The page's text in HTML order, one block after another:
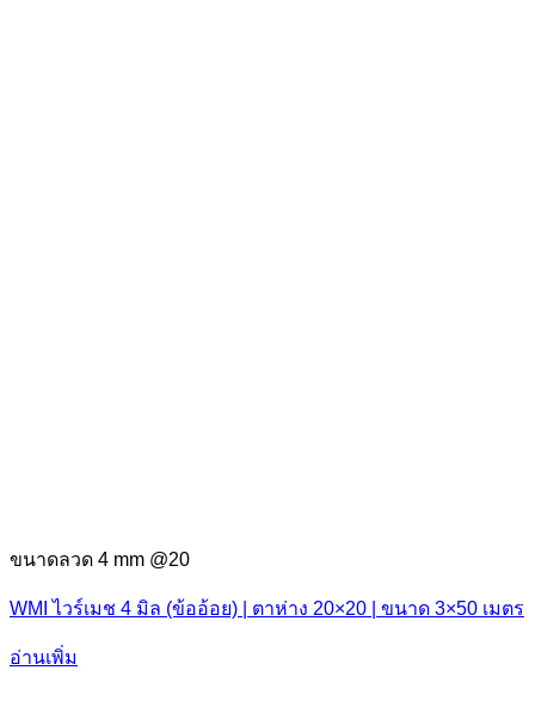
ขนาดลวด 4 mm @20
WMI ไวร์เมช 4 มิล (ข้ออ้อย) | ตาห่าง 20×20 | ขนาด 3×50 เมตร
อ่านเพิ่ม